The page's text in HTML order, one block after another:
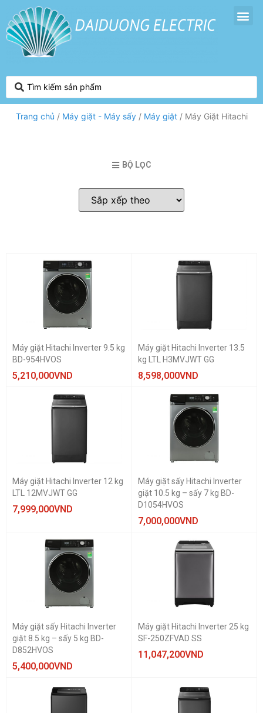
Trang chủ / Máy giặt - Máy sấy/ Máy giặt/ Máy Giặt Hitachi
BỘ LỌC
Máy giặt Hitachi Inverter 9.5 kg
BD-954HVOS
5,210,000VND
Máy giặt Hitachi Inverter 13.5
kg LTL H3MVJWT GG
8,598,000VND
Máy giặt Hitachi Inverter 12 kg
LTL 12MVJWT GG
7,999,000VND
Máy giặt sấy Hitachi Inverter
giặt 10.5 kg – sấy 7 kg BD-
D1054HVOS
7,000,000VND
Máy giặt sấy Hitachi Inverter
giặt 8.5 kg – sấy 5 kg BD-
D852HVOS
5,400,000VND
Máy giặt Hitachi Inverter 25 kg
SF-250ZFVAD SS
11,047,200VND